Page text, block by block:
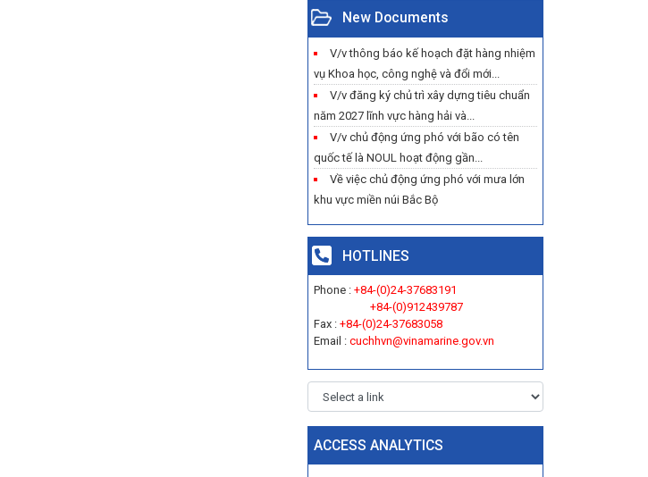
New Documents
V/v thông báo kế hoạch đặt hàng nhiệm
vụ Khoa học, công nghệ và đổi mới...
V/v đăng ký chủ trì xây dựng tiêu chuẩn
năm 2027 lĩnh vực hàng hải và...
V/v chủ động ứng phó với bão có tên
quốc tế là NOUL hoạt động gần...
Về việc chủ động ứng phó với mưa lớn
khu vực miền núi Bắc Bộ
HOTLINES
Phone : +84-(0)24-37683191
+84-(0)912439787
Fax : +84-(0)24-37683058
Email : cuchhvn@vinamarine.gov.vn
ACCESS ANALYTICS